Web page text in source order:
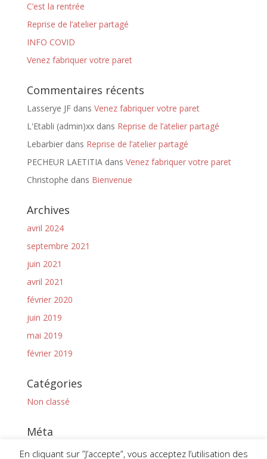
C’est la rentrée
Reprise de l’atelier partagé
INFO COVID
Venez fabriquer votre paret
Commentaires récents
Lasserye JFdans Venez fabriquer votre paret
L'Etabli (admin)xxdans Reprise de l’atelier partagé
Lebarbierdans Reprise de l’atelier partagé
PECHEUR LAETITIAdans Venez fabriquer votre paret
Christophe dans Bienvenue
Archives
avril 2024
septembre 2021
juin 2021
avril 2021
février 2020
juin 2019
mai 2019
février 2019
Catégories
Non classé
Méta
Connexion
En cliquant sur ”J’accepte”, vous acceptez l’utilisation des